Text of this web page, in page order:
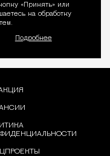
«Принять» или
на обработку
Подробнее